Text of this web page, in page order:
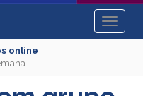
Toggle
online